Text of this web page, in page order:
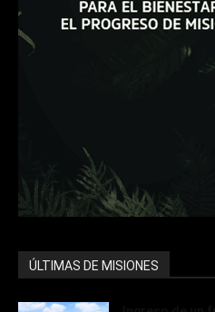
ÚLTIMAS DE MISIONES